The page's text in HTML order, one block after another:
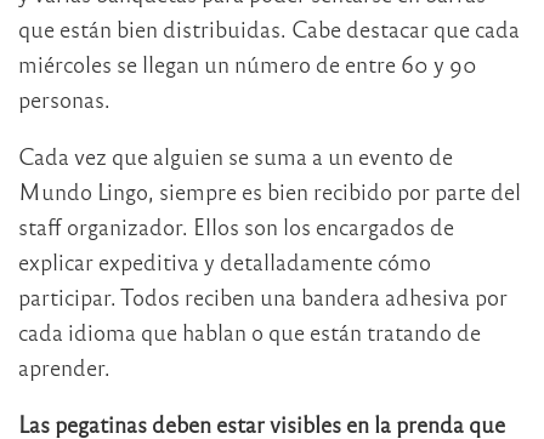
que están bien distribuidas. Cabe destacar que cada
miércoles se llegan un número de entre 60 y 90
personas.
Cada vez que alguien se suma a un evento de
Mundo Lingo, siempre es bien recibido por parte del
staff organizador. Ellos son los encargados de
explicar expeditiva y detalladamente cómo
participar. Todos reciben una bandera adhesiva por
cada idioma que hablan o que están tratando de
aprender.
Las pegatinas deben estar visibles en la prenda que